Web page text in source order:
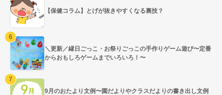
【保健コラム】とげが抜きやすくなる裏技？
＼更新／縁日ごっこ・お祭りごっこの手作りゲーム遊び〜定番
からおもしろゲームまでいろいろ！〜
9月のおたより文例〜園だよりやクラスだよりの書き出し文例